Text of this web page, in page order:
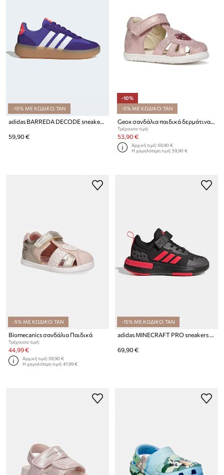
-15% ΜΕ ΚΩΔΙΚΟ: TAN
59,90 €
-10%
-5% ΜΕ ΚΩΔΙΚΟ: TAN
Τρέχουσα τιμή:
53,90 €
Αρχική τιμή:59,90 €
Η χαμηλότερη τιμή:59,90 €
-5% ΜΕ ΚΩΔΙΚΟ: TAN
Biomecanics σανδάλια Παιδικά
Τρέχουσα τιμή:
44,99 €
Αρχική τιμή:59,90 €
Η χαμηλότερη τιμή:47,99 €
-15% ΜΕ ΚΩΔΙΚΟ: TAN
adidas MINECRAFT PRO sneakers παιδικά
69,90 €